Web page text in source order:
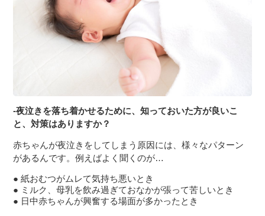
-夜泣きを落ち着かせるために、知っておいた方が良いこ
と、対策はありますか？
赤ちゃんが夜泣きをしてしまう原因には、様々なパターン
があるんです。例えばよく聞くのが…
紙おむつがムレて気持ち悪いとき
ミルク、母乳を飲み過ぎておなかが張って苦しいとき
日中赤ちゃんが興奮する場面が多かったとき